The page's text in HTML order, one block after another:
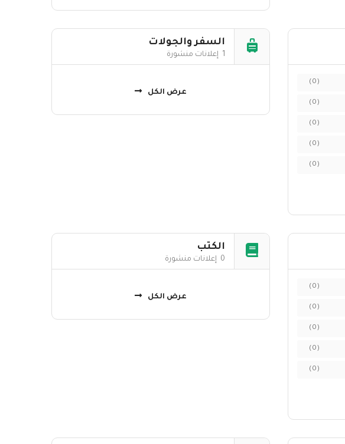
(0)
(0)
(0)
(0)
(0)
السفر والجولات
1 إعلانات منشورة
عرض الكل
(0)
(0)
(0)
(0)
(0)
الكتب
0 إعلانات منشورة
عرض الكل